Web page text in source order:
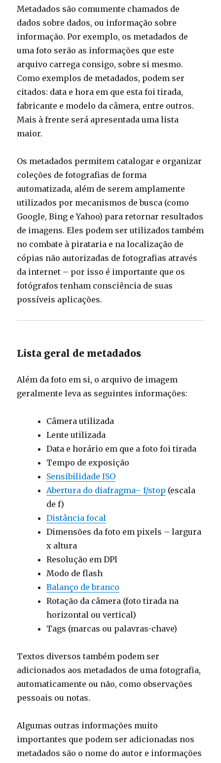
Metadados são comumente chamados de
dados sobre dados, ou informação sobre
informação. Por exemplo, os metadados de
uma foto serão as informações que este
arquivo carrega consigo, sobre si mesmo.
Como exemplos de metadados, podem ser
citados: data e hora em que esta foi tirada,
fabricante e modelo da câmera, entre outros.
Mais à frente será apresentada uma lista
maior.
Os metadados permitem catalogar e organizar
coleções de fotografias de forma
automatizada, além de serem amplamente
utilizados por mecanismos de busca (como
Google, Bing e Yahoo) para retornar resultados
de imagens. Eles podem ser utilizados também
no combate à pirataria e na localização de
cópias não autorizadas de fotografias através
da internet – por isso é importante que os
fotógrafos tenham consciência de suas
possíveis aplicações.
Lista geral de metadados
Além da foto em si, o arquivo de imagem
geralmente leva as seguintes informações:
Câmera utilizada
Lente utilizada
Data e horário em que a foto foi tirada
Tempo de exposição
Sensibilidade ISO
Abertura do diafragma– f/stop (escala
de f)
Distância focal
Dimensões da foto em pixels – largura
x altura
Resolução em DPI
Modo de flash
Balanço de branco
Rotação da câmera (foto tirada na
horizontal ou vertical)
Tags (marcas ou palavras-chave)
Textos diversos também podem ser
adicionados aos metadados de uma fotografia,
automaticamente ou não, como observações
pessoais ou notas.
Algumas outras informações muito
importantes que podem ser adicionadas nos
metadados são o nome do autor e informações